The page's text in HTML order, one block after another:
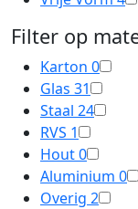
Filter op
Karton 0
Glas 31
Staal 24
RVS 1
Hout0
Aluminium 0
Overig 2